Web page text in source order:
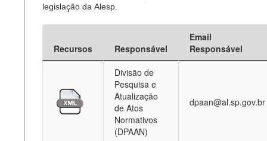
legislação da Alesp.
Recursos Responsável
Email
Responsável
Divisão de
Pesquisa e
Atualização
de Atos
Normativos
(DPAAN)
dpaan@al.sp.gov.br